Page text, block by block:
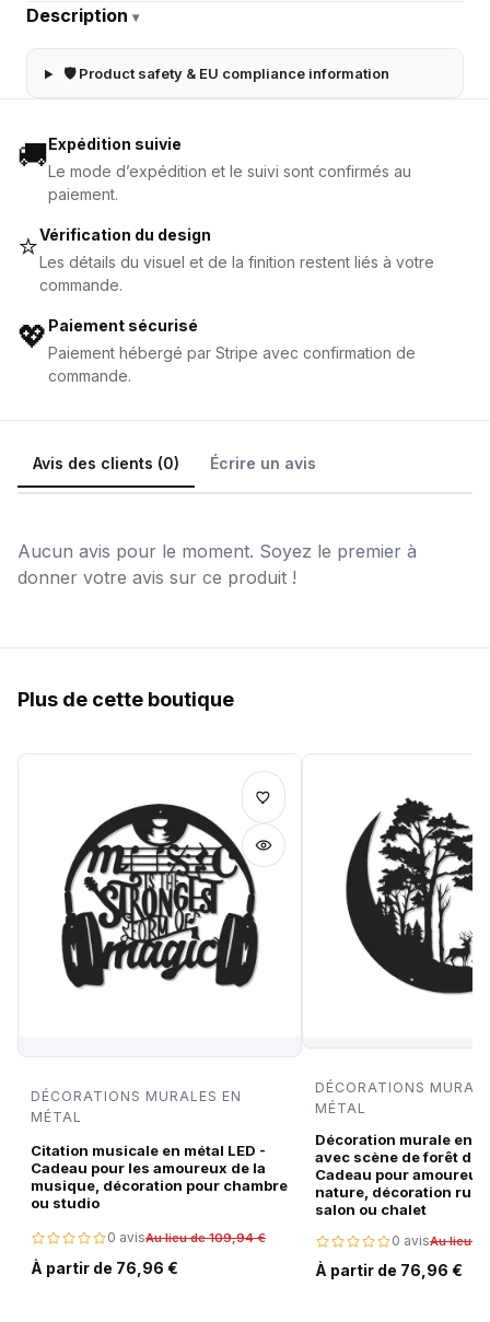
Description ▾
🛡 Product safety & EU compliance information
🚚Expédition suivie
Le mode d’expédition et le suivi sont confirmés au
paiement.
⭐Vérification du design
Les détails du visuel et de la finition restent liés à votre
commande.
💖 Paiement sécurisé
Paiement hébergé par Stripe avec confirmation de
commande.
Avis des clients (0) Écrire un avis
Aucun avis pour le moment. Soyez le premier à
donner votre avis sur ce produit !
Plus de cette boutique
DÉCORATIONS MURALES EN
MÉTAL
Citation musicale en métal LED -
Cadeau pour les amoureux de la
musique, décoration pour chambre
ou studio
0 avisAu lieu de 109,94 €
À partir de 76,96 €
DÉCORATIONS
MÉTAL
Décoration murale en
avec scène de forêt de
Cadeau pour amoureux
nature, décoration
salon ou chalet
0 avisAu lieu
À partir de 76,96 €